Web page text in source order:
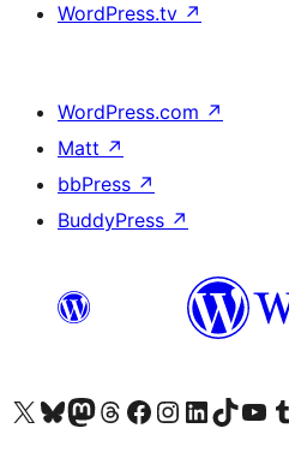
WordPress.tv ↗
WordPress.com ↗
Matt ↗
bbPress ↗
BuddyPress ↗
Visit our X (formerly Twitter) account
Visit our Bluesky account
Visit our Mastodon account
Visit our Threads account
Visit our Facebook page
Visit our Instagram account
Visit our LinkedIn account
Visit our TikTok
Visit our